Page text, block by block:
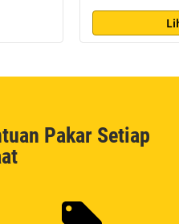
Pakar Setiap